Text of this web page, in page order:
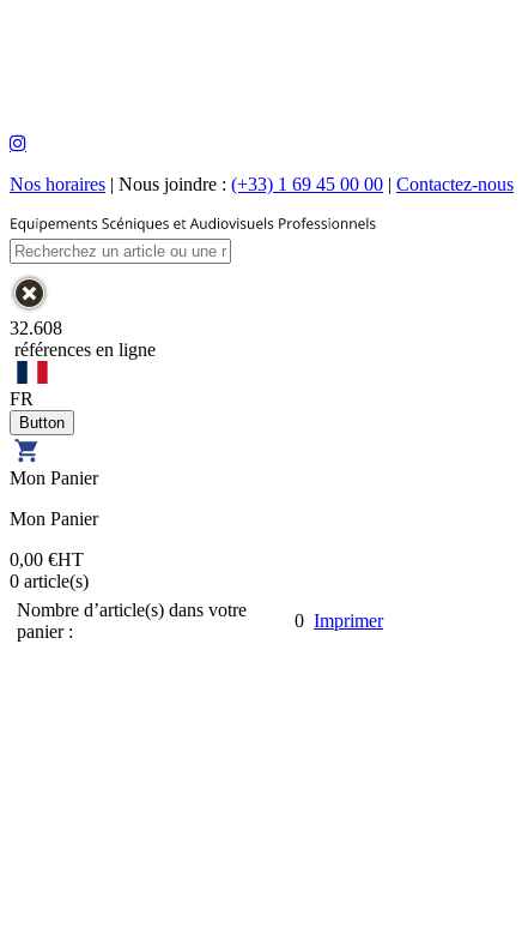
Nos horaires | Nous joindre : (+33) 1 69 45 00 00 | Contactez-nous
32.608
références en ligne
FR
Mon Panier
Mon Panier
0,00 €HT
0 article(s)
Nombre d’article(s) dans votre
panier :
0 Imprimer